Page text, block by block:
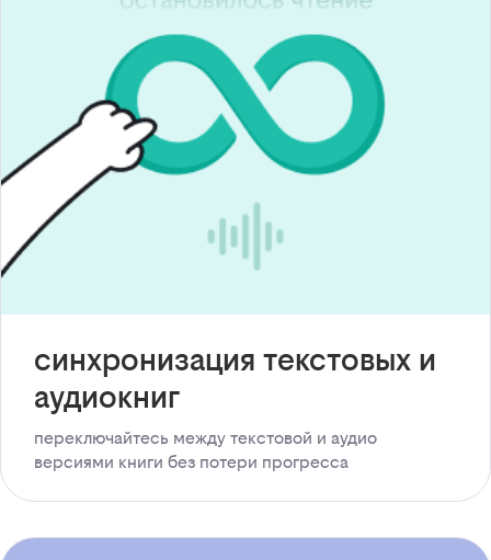
синхронизация текстовых и
аудиокниг
переключайтесь между текстовой и аудио
версиями книги без потери прогресса